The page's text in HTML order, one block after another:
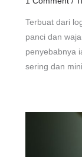
Terbuat dari
panci dan
penyebabnya
sering dan